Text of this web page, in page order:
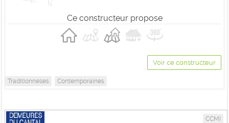
Ce constructeur propose
Voir ce constructeur
Traditionnelles Contemporaines
CCMI